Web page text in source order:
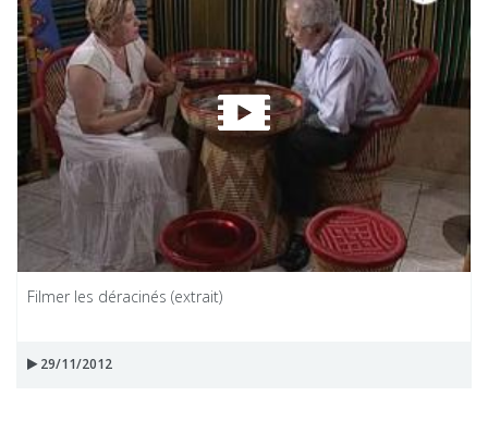
Filmer les déracinés (extrait)
29/11/2012